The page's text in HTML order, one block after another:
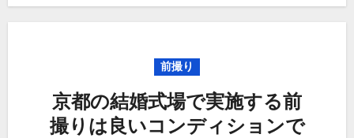
前撮り
京都の結婚式場で実施する前
撮りは良いコンディションで